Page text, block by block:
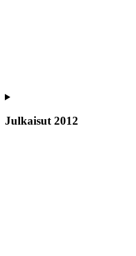
Julkaisut 2012